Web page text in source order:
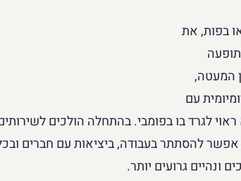
בפות, את
המעטה,
עם
לגרד בו בפומבי. בהתחלה הולכים
להסתתר בעבודה, ביציאות עם חברים
ונהיים גרועים יותר.